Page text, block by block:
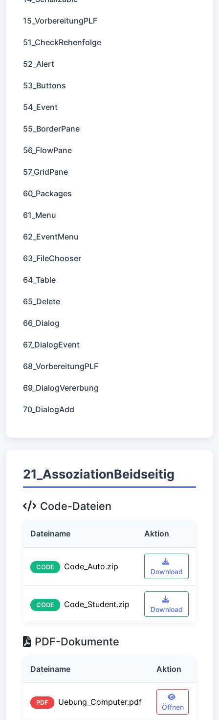
15_VorbereitungPLF
51_CheckRehenfolge
52_Alert
53_Buttons
54_Event
55_BorderPane
56_FlowPane
57_GridPane
60_Packages
61_Menu
62_EventMenu
63_FileChooser
64_Table
65_Delete
66_Dialog
67_DialogEvent
68_VorbereitungPLF
69_DialogVererbung
70_DialogAdd
21_AssoziationBeidseitig
Code-Dateien
Dateiname Aktion
CODE Code_Auto.zip
Download
CODE Code_Student.zip
Download
PDF-Dokumente
Dateiname Aktion
PDF Uebung_Computer.pdf
Öffnen